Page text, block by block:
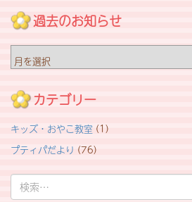
過去のお知らせ
過
去
お
知
ら
カテゴリー
キッズ・おやこ教室 (1)
プティパだより (76)
検
索: